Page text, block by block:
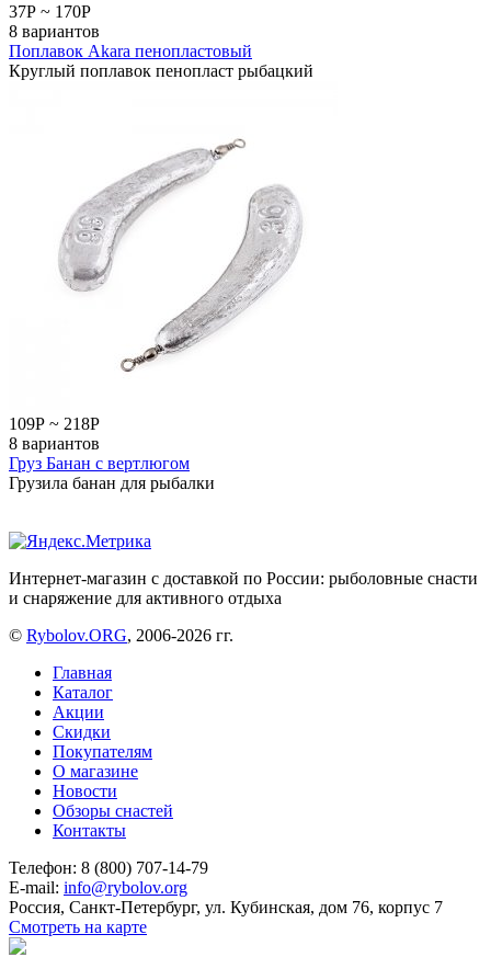
37Р ~ 170Р
8 вариантов
Поплавок Akara пенопластовый
Круглый поплавок пенопласт рыбацкий
109Р ~ 218Р
8 вариантов
Груз Банан с вертлюгом
Грузила банан для рыбалки
Интернет-магазин с доставкой по России: рыболовные снасти
и снаряжение для активного отдыха
© Rybolov.ORG, 2006-2026 гг.
Главная
Каталог
Акции
Скидки
Покупателям
О магазине
Новости
Обзоры снастей
Контакты
Телефон: 8 (800) 707-14-79
E-mail: info@rybolov.org
Россия, Санкт-Петербург, ул. Кубинская, дом 76, корпус 7
Смотреть на карте